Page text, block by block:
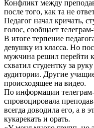
Конфликт между
после того, как та не
Педагог начал кричать,
голос, сообщает
В итоге терпение
девушку из класса. Но
мужчина решил перейти
схватил студентку за
аудитории. Другие
происходящее на видео.
По информации
спровоцировала
всегда доводила его, а в
кукарекать и орать.